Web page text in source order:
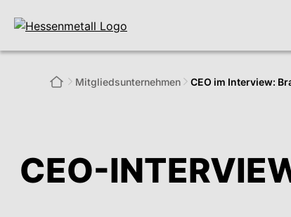
CEO-
Mitglieds­unternehmen CEO im Interview: